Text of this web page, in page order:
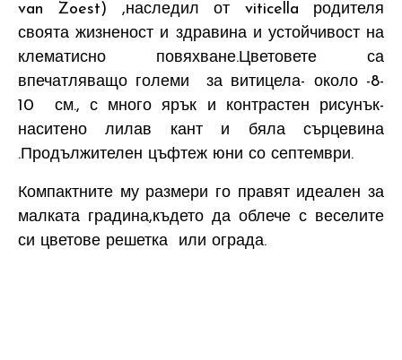
van Zoest) ,наследил от viticella родителя
своята жизненост и здравина и устойчивост на
клематисно повяхване.Цветовете са
впечатляващо големи за витицела- около -8-
10 см., с много ярък и контрастен рисунък-
наситено лилав кант и бяла сърцевина
.Продължителен цъфтеж юни со септември.
Компактните му размери го правят идеален за
малката градина,където да облече с веселите
си цветове решетка или ограда.